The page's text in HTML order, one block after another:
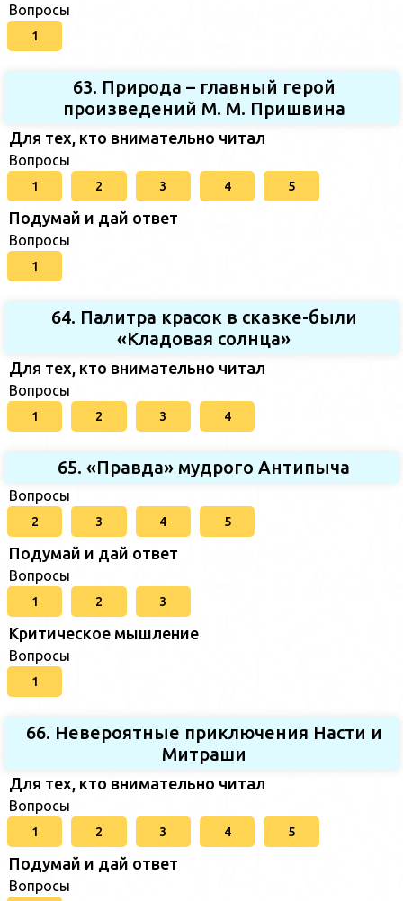
Вопросы
1
63. Природа – главный герой
произведений М. М. Пришвина
Для тех, кто внимательно читал
Вопросы
1 2 3 4 5
Подумай и дай ответ
Вопросы
1
64. Палитра красок в сказке-были
«Кладовая солнца»
Для тех, кто внимательно читал
Вопросы
1 2 3 4
65. «Правда» мудрого Антипыча
Вопросы
2 3 4 5
Подумай и дай ответ
Вопросы
1 2 3
Критическое мышление
Вопросы
1
66. Невероятные приключения Насти и
Митраши
Для тех, кто внимательно читал
Вопросы
1 2 3 4 5
Подумай и дай ответ
Вопросы